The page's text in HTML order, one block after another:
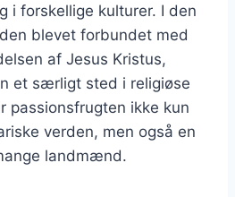
i forskellige kulturer. I den
blevet forbundet med
af Jesus Kristus,
et særligt sted i religiøse
passionsfrugten ikke kun
verden, men også en
landmænd.